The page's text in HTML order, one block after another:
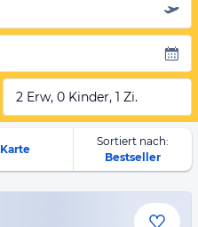
2 Erw, 0 Kinder, 1 Zi.
Karte
Sortiert nach:
Bestseller